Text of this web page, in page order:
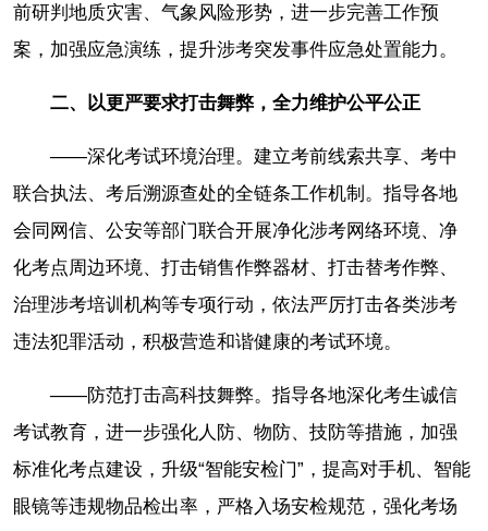
前研判地质灾害、气象风险形势，进一步完善工作预
案，加强应急演练，提升涉考突发事件应急处置能力。
二、以更严要求打击舞弊，全力维护公平公正
——深化考试环境治理。建立考前线索共享、考中
联合执法、考后溯源查处的全链条工作机制。指导各地
会同网信、公安等部门联合开展净化涉考网络环境、净
化考点周边环境、打击销售作弊器材、打击替考作弊、
治理涉考培训机构等专项行动，依法严厉打击各类涉考
违法犯罪活动，积极营造和谐健康的考试环境。
——防范打击高科技舞弊。指导各地深化考生诚信
考试教育，进一步强化人防、物防、技防等措施，加强
标准化考点建设，升级“智能安检门”，提高对手机、智能
眼镜等违规物品检出率，严格入场安检规范，强化考场